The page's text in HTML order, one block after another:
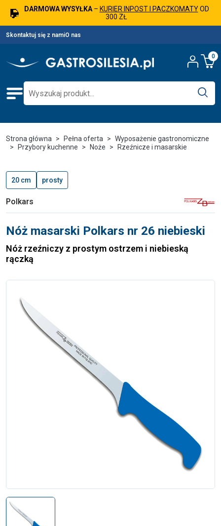
DARMOWA WYSYŁKA– KURIER INPOST I PACZKOMATYOD
300 ZŁ
Skontaktuj się z namiO nas
0
Strona główna Pełna oferta
Wyposażenie gastronomiczne
Przybory kuchenne
Noże Rzeźnicze i masarskie
20 cm prosty
Polkars
Nóż masarski Polkars nr 26 niebieski
Nóż rzeźniczy z prostym ostrzem i niebieską
rączką